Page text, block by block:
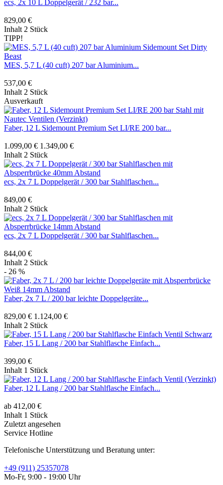
ecs, 2x 10 L Doppelgerät / 232 bar...
829,00 €
Inhalt 2 Stück
TIPP!
MES, 5,7 L (40 cuft) 207 bar Aluminium...
537,00 €
Inhalt 2 Stück
Ausverkauft
Faber, 12 L Sidemount Premium Set LI/RE 200 bar...
1.099,00 € 1.349,00 €
Inhalt 2 Stück
ecs, 2x 7 L Doppelgerät / 300 bar Stahlflaschen...
849,00 €
Inhalt 2 Stück
ecs, 2x 7 L Doppelgerät / 300 bar Stahlflaschen...
844,00 €
Inhalt 2 Stück
- 26 %
Faber, 2x 7 L / 200 bar leichte Doppelgeräte...
829,00 € 1.124,00 €
Inhalt 2 Stück
Faber, 15 L Lang / 200 bar Stahlflasche Einfach...
399,00 €
Inhalt 1 Stück
Faber, 12 L Lang / 200 bar Stahlflasche Einfach...
ab 412,00 €
Inhalt 1 Stück
Zuletzt angesehen
Service Hotline
Telefonische Unterstützung und Beratung unter:
+49 (911) 25357078
Mo-Fr, 9:00 - 19:00 Uhr